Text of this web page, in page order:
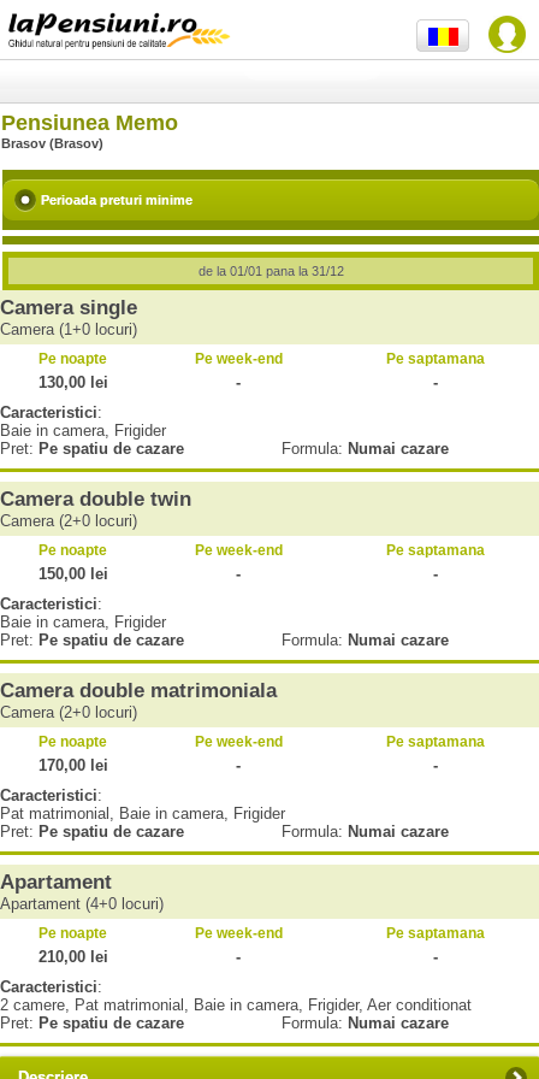
Pensiunea Memo
Brasov (Brasov)
Perioada preturi minime
de la 01/01 pana la 31/12
Camera single
Camera (1+0 locuri)
Pe noapte Pe week-end Pe saptamana
130,00 lei -
-
Caracteristici:
Baie in camera, Frigider
Pret: Pe spatiu de cazare Formula: Numai cazare
Camera double twin
Camera (2+0 locuri)
Pe noapte Pe week-end Pe saptamana
150,00 lei -
-
Caracteristici:
Baie in camera, Frigider
Pret: Pe spatiu de cazare Formula: Numai cazare
Camera double matrimoniala
Camera (2+0 locuri)
Pe noapte Pe week-end Pe saptamana
170,00 lei -
-
Caracteristici:
Pat matrimonial, Baie in camera, Frigider
Pret: Pe spatiu de cazare Formula: Numai cazare
Apartament
Apartament (4+0 locuri)
Pe noapte Pe week-end Pe saptamana
210,00 lei -
-
Caracteristici:
2 camere, Pat matrimonial, Baie in camera, Frigider, Aer conditionat
Pret: Pe spatiu de cazare Formula: Numai cazare